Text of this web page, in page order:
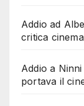
Addio ad
critica
Addio a
portava il